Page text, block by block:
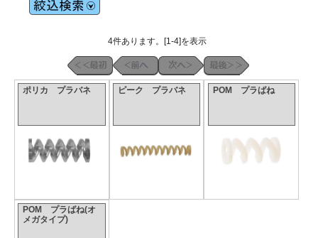
4件あります。[1-4]を表示
ポリカ プラバネ ピーク プラバネ POM プラばね
POM プラばね(オ
メガタイプ)